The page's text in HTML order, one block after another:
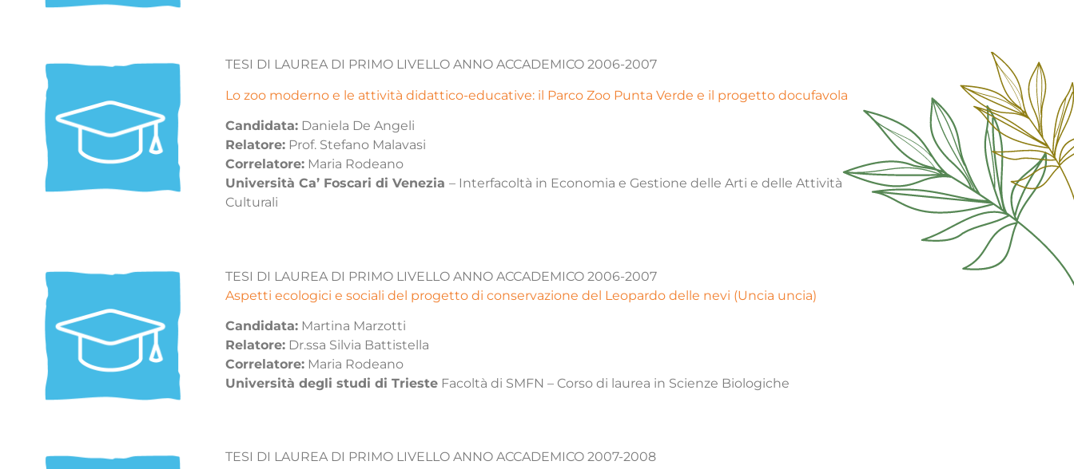
TESI DI LAUREA DI PRIMO LIVELLO ANNO ACCADEMICO 2006-2007
Lo zoo moderno e le attività didattico-educative: il Parco Zoo Punta Verde e il progetto docufavola
Candidata:Daniela De Angeli
Relatore:Prof. Stefano Malavasi
Correlatore:Maria Rodeano
Università Ca’ Foscari di Venezia – Interfacoltà in Economia e Gestione delle Arti e delle Attività
Culturali
TESI DI LAUREA DI PRIMO LIVELLO ANNO ACCADEMICO 2006-2007
Aspetti ecologici e sociali del progetto di conservazione del Leopardo delle nevi (Uncia uncia)
Candidata:Martina Marzotti
Relatore:Dr.ssa Silvia Battistella
Correlatore:Maria Rodeano
Università degli studi di TriesteFacoltà di SMFN – Corso di laurea in Scienze Biologiche
TESI DI LAUREA DI PRIMO LIVELLO ANNO ACCADEMICO 2007-2008